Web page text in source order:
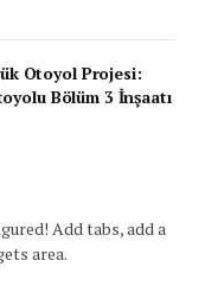
Otoyol Projesi:
Bölüm 3 İnşaatı
Add tabs, add a
area.